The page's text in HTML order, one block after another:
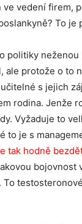
ve vedení firem,
To je
politiky
ale protože o to
s jejich
rodina. Jenže
Vyžaduje to
to je s
tak hodně
bojovnost
To